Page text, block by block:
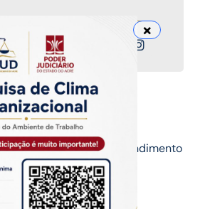
ESJUD
Horário de Atendimento
07 às 14 horas​